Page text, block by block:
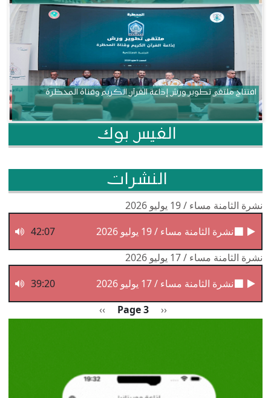
افتتاح ملتقى تطوير ورش إذاعة القرآن الكريم وقناة المحظرة
الفيس بوك
النشرات
نشرة الثامنة مساء / 19 يوليو 2026
نشرة الثامنة مساء / 19 يوليو 2026
42:07
نشرة الثامنة مساء / 17 يوليو 2026
نشرة الثامنة مساء / 17 يوليو 2026
39:20
Previous page
‹‹
Page 3 الصفحة التالية
››